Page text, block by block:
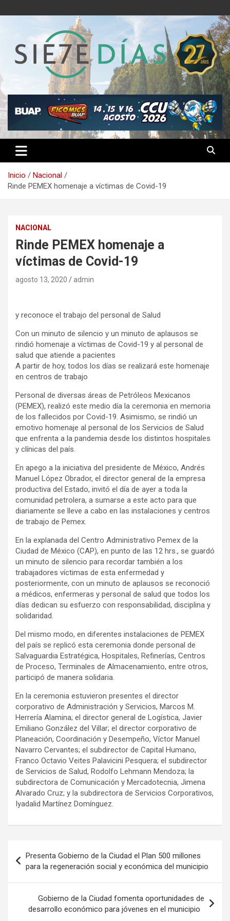
al
Semanario 7 Días
Inicio
Nacional
Rinde PEMEX homenaje a víctimas de Covid-19
NACIONAL
Rinde PEMEX homenaje a
víctimas de Covid-19
agosto 13, 2020 admin
y reconoce el trabajo del personal de Salud
Con un minuto de silencio y un minuto de aplausos se
rindió homenaje a víctimas de Covid-19 y al personal de
salud que atiende a pacientes
A partir de hoy, todos los días se realizará este homenaje
en centros de trabajo
Personal de diversas áreas de Petróleos Mexicanos
(PEMEX), realizó este medio día la ceremonia en memoria
de los fallecidos por Covid-19. Asimismo, se rindió un
emotivo homenaje al personal de los Servicios de Salud
que enfrenta a la pandemia desde los distintos hospitales
y clínicas del país.
En apego a la iniciativa del presidente de México, Andrés
Manuel López Obrador, el director general de la empresa
productiva del Estado, invitó el día de ayer a toda la
comunidad petrolera, a sumarse a este acto para que
diariamente se lleve a cabo en las instalaciones y centros
de trabajo de Pemex.
En la explanada del Centro Administrativo Pemex de la
Ciudad de México (CAP), en punto de las 12 hrs., se guardó
un minuto de silencio para recordar también a los
trabajadores víctimas de esta enfermedad y
posteriormente, con un minuto de aplausos se reconoció
a médicos, enfermeras y personal de salud que todos los
días dedican su esfuerzo con responsabilidad, disciplina y
solidaridad.
Del mismo modo, en diferentes instalaciones de PEMEX
del país se replicó esta ceremonia donde personal de
Salvaguardia Estratégica, Hospitales, Refinerías, Centros
de Proceso, Terminales de Almacenamiento, entre otros,
participó de manera solidaria.
En la ceremonia estuvieron presentes el director
corporativo de Administración y Servicios, Marcos M.
Herrería Alamina; el director general de Logística, Javier
Emiliano González del Villar; el director corporativo de
Planeación, Coordinación y Desempeño, Víctor Manuel
Navarro Cervantes; el subdirector de Capital Humano,
Franco Octavio Veites Palavicini Pesquera; el subdirector
de Servicios de Salud, Rodolfo Lehmann Mendoza; la
subdirectora de Comunicación y Mercadotecnia, Jimena
Alvarado Cruz; y la subdirectora de Servicios Corporativos,
Iyadalid Martínez Domínguez.
de
entradas
Presenta Gobierno de la Ciudad el Plan 500 millones
para la regeneración social y económica del municipio
Gobierno de la Ciudad fomenta oportunidades de
desarrollo económico para jóvenes en el municipio